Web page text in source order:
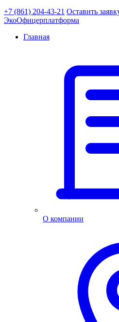
+7 (861) 204-43-21 Оставить
ЭкоОфицерплатформа
Главная
О компании